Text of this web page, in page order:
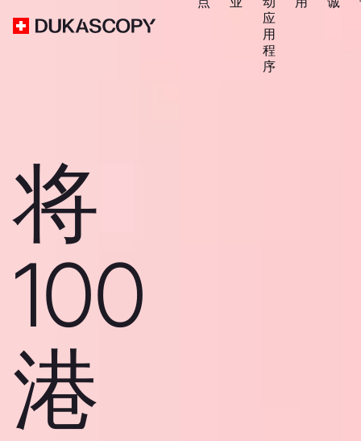
应
用
程
序
将
100
港